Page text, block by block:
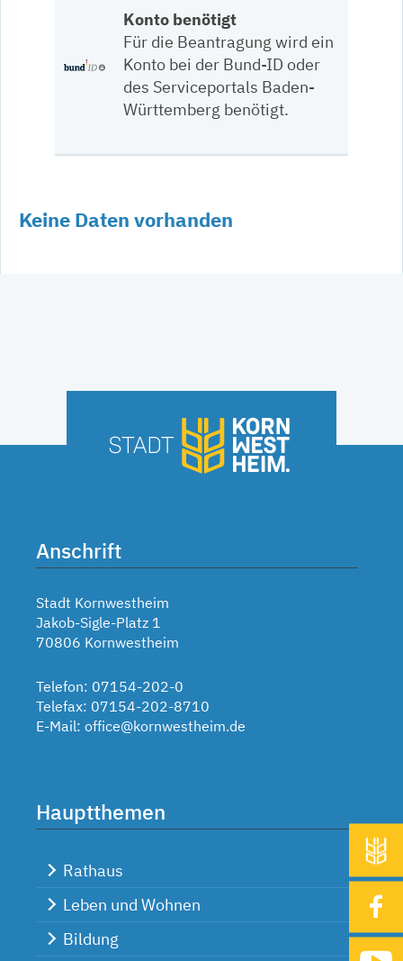
Konto benötigt
Für die Beantragung wird ein
Konto bei der Bund-ID oder
des Serviceportals Baden-
Württemberg benötigt.
Keine Daten vorhanden
Anschrift
Stadt Kornwestheim
Jakob-Sigle-Platz 1
70806 Kornwestheim
Telefon: 07154-202-0
Telefax: 07154-202-8710
E-Mail: office@kornwestheim.de
Hauptthemen
Rathaus
Leben und Wohnen
Bildung